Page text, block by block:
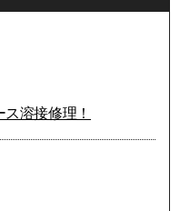
溶接修理！